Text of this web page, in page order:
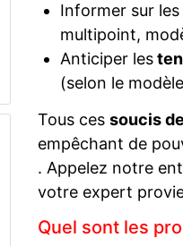
Informer sur
multipoint,
Anticiper les
(selon le
Tous ces soucis
empêchant de
. Appelez notre
votre expert
Quel sont les